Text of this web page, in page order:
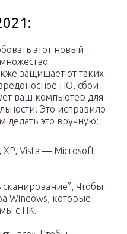
этот новый
защищает от таких
ПО, сбои
ваш компьютер для
Это исправило
делать это вручную:
XP, Vista — Microsoft
Чтобы
Windows, которые
с ПК.